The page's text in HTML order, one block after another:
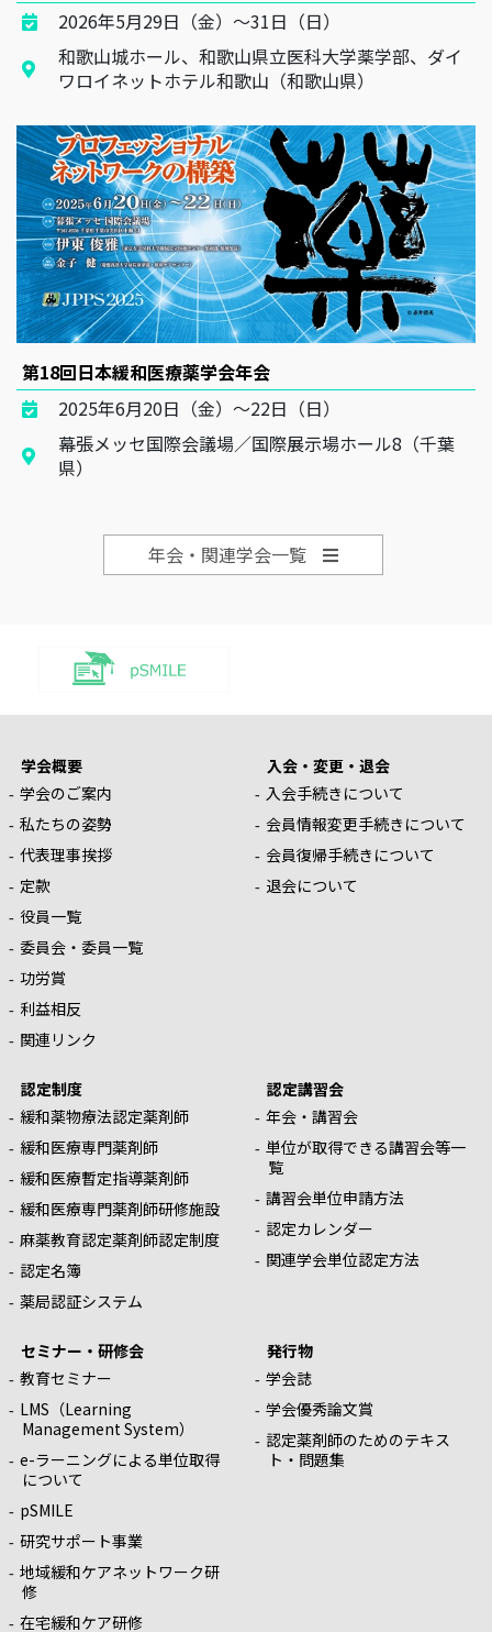
2026年5月29日（金）～31日（日）
和歌山城ホール、和歌山県立医科大学薬学部、ダイ
ワロイネットホテル和歌山（和歌山県）
第18回日本緩和医療薬学会年会
2025年6月20日（金）～22日（日）
幕張メッセ国際会議場／国際展示場ホール8（千葉
県）
年会・関連学会一覧
学会概要
学会のご案内
私たちの姿勢
代表理事挨拶
定款
役員一覧
委員会・委員一覧
功労賞
利益相反
関連リンク
入会・変更・退会
入会手続きについて
会員情報変更手続きについて
会員復帰手続きについて
退会について
認定制度
緩和薬物療法認定薬剤師
緩和医療専門薬剤師
緩和医療暫定指導薬剤師
緩和医療専門薬剤師研修施設
麻薬教育認定薬剤師認定制度
認定名簿
薬局認証システム
認定講習会
年会・講習会
単位が取得できる講習会等一
覧
講習会単位申請方法
認定カレンダー
関連学会単位認定方法
セミナー・研修会
教育セミナー
LMS（Learning
Management System）
e-ラーニングによる単位取得
について
pSMILE
研究サポート事業
地域緩和ケアネットワーク研
修
在宅緩和ケア研修
発行物
学会誌
学会優秀論文賞
認定薬剤師のためのテキス
ト・問題集